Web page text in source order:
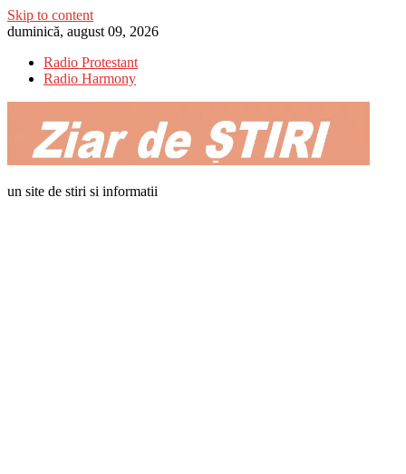
Skip to content
duminică, august 09, 2026
Radio Protestant
Radio Harmony
un site de stiri si informatii